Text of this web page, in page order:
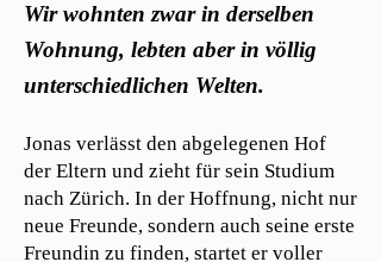
Wir wohnten zwar in derselben
Wohnung, lebten aber in völlig
unterschiedlichen Welten.
Jonas verlässt den abgelegenen Hof
der Eltern und zieht für sein Studium
nach Zürich. In der Hoffnung, nicht nur
neue Freunde, sondern auch seine erste
Freundin zu finden, startet er voller